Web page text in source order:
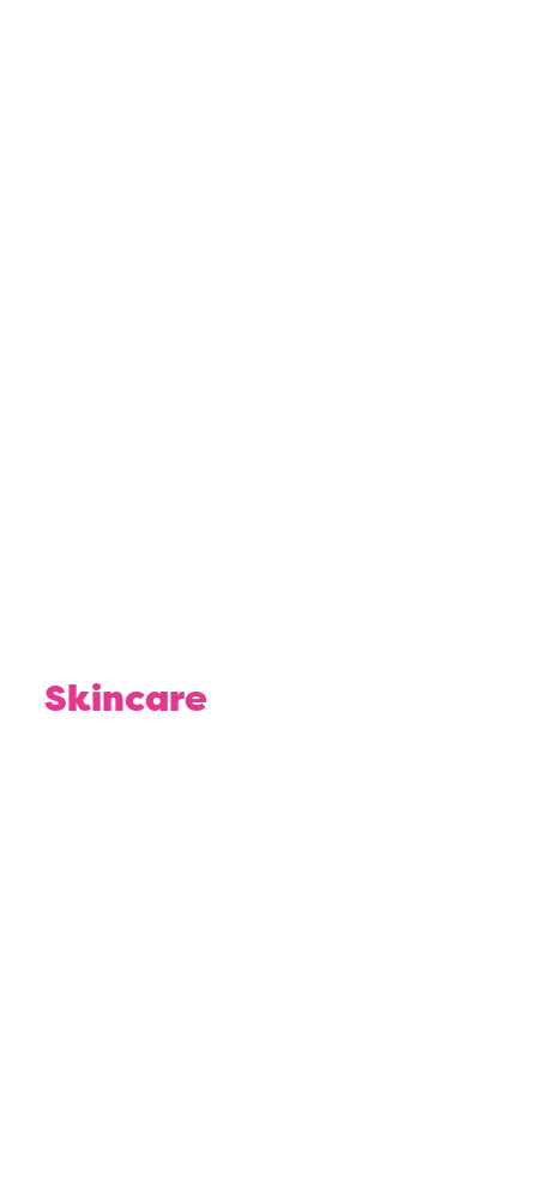
SkincareJe découvre